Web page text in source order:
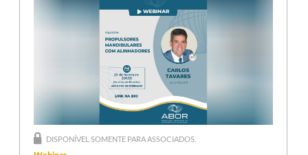
DISPONÍVEL SOMENTE PARA ASSOCIADOS.